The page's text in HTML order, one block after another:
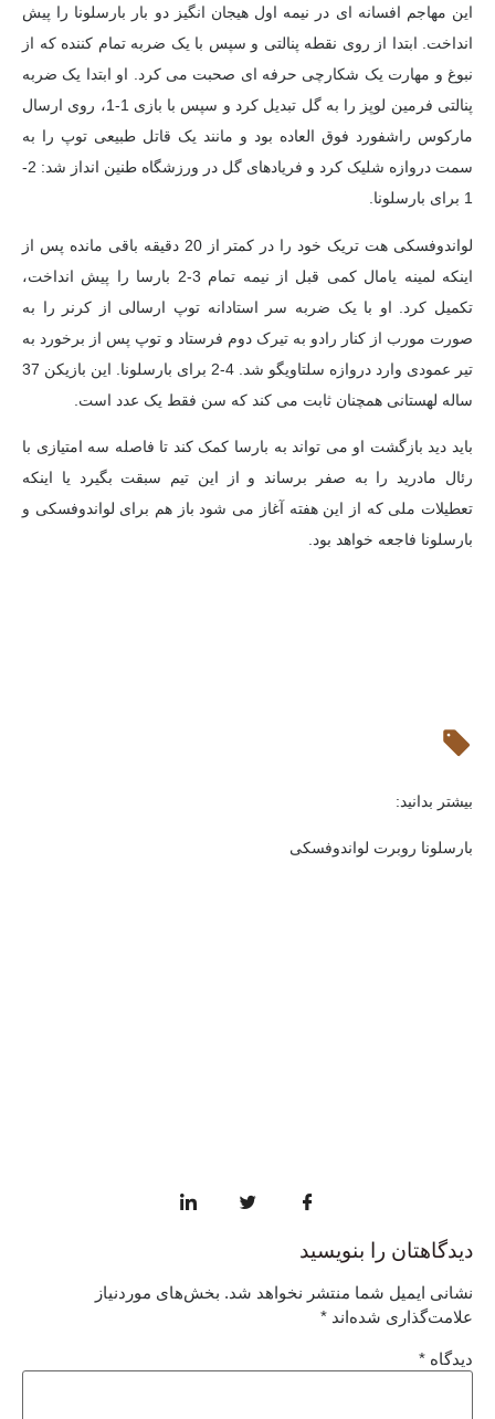
این مهاجم افسانه ای در نیمه اول هیجان انگیز دو بار بارسلونا را پیش
انداخت. ابتدا از روی نقطه پنالتی و سپس با یک ضربه تمام کننده که از
نبوغ و مهارت یک شکارچی حرفه ای صحبت می کرد. او ابتدا یک ضربه
پنالتی فرمین لوپز را به گل تبدیل کرد و سپس با بازی 1-1، روی ارسال
مارکوس راشفورد فوق العاده بود و مانند یک قاتل طبیعی توپ را به
سمت دروازه شلیک کرد و فریادهای گل در ورزشگاه طنین انداز شد: 2-
1 برای بارسلونا.
لواندوفسکی هت تریک خود را در کمتر از 20 دقیقه باقی مانده پس از
اینکه لمینه یامال کمی قبل از نیمه تمام 3-2 بارسا را ​​پیش انداخت،
تکمیل کرد. او با یک ضربه سر استادانه توپ ارسالی از کرنر را به
صورت مورب از کنار رادو به تیرک دوم فرستاد و توپ پس از برخورد به
تیر عمودی وارد دروازه سلتاویگو شد. 4-2 برای بارسلونا. این بازیکن 37
ساله لهستانی همچنان ثابت می کند که سن فقط یک عدد است.
باید دید بازگشت او می تواند به بارسا کمک کند تا فاصله سه امتیازی با
رئال مادرید را به صفر برساند و از این تیم سبقت بگیرد یا اینکه
تعطیلات ملی که از این هفته آغاز می شود باز هم برای لواندوفسکی و
بارسلونا فاجعه خواهد بود.
بیشتر بدانید:
بارسلونا روبرت لواندوفسکی
دیدگاهتان را بنویسید
نشانی ایمیل شما منتشر نخواهد شد. بخش‌های موردنیاز
علامت‌گذاری شده‌اند *
دیدگاه *